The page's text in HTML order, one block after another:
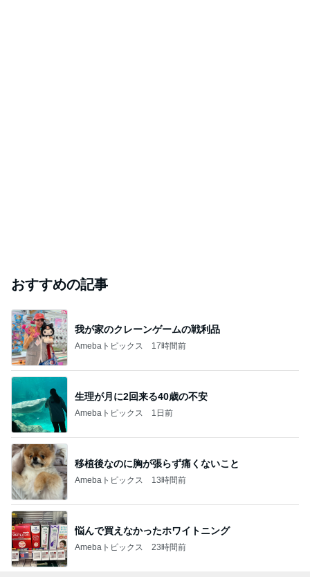
おすすめの記事
我が家のクレーンゲームの戦利品
Amebaトピックス 17時間前
生理が月に2回来る40歳の不安
Amebaトピックス 1日前
移植後なのに胸が張らず痛くないこと
Amebaトピックス 13時間前
悩んで買えなかったホワイトニング
Amebaトピックス 23時間前